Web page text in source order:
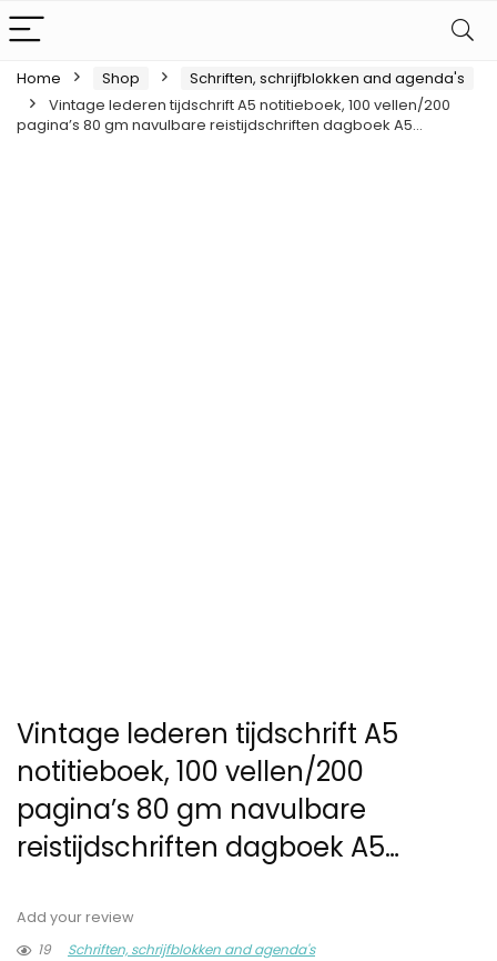
Home Shop
Schriften, schrijfblokken and agenda's
Vintage lederen tijdschrift A5 notitieboek, 100 vellen/200
pagina’s 80 gm navulbare reistijdschriften dagboek A5…
Vintage lederen tijdschrift A5
notitieboek, 100 vellen/200
pagina’s 80 gm navulbare
reistijdschriften dagboek A5…
Add your review
19
Schriften, schrijfblokken and agenda's